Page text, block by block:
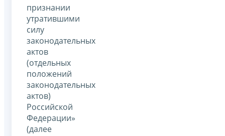
признании
утратившими
силу
законодательных
актов
(отдельных
положений
законодательных
актов)
Российской
Федерации»
(далее